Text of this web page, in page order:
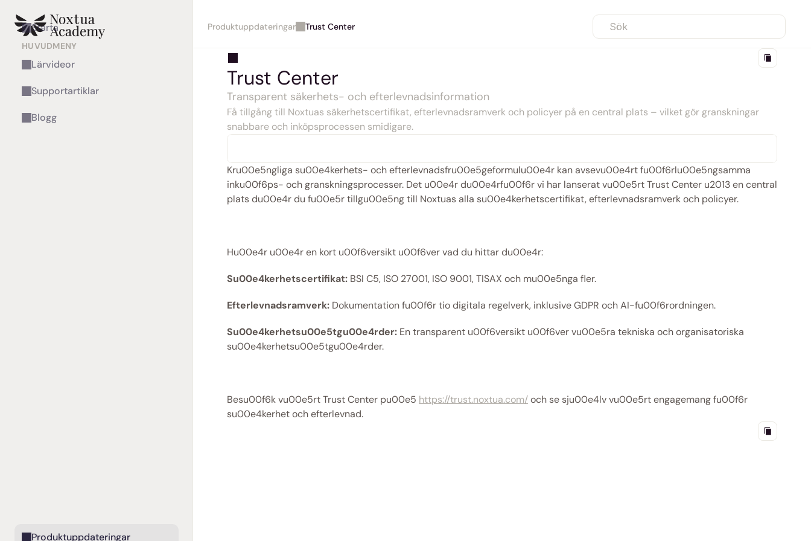
Starta
HUVUDMENY
Lärvideor
Supportartiklar
Blogg
Produktuppdateringar
Produktuppdateringar Trust Center Sök
Trust Center
Transparent säkerhets- och efterlevnadsinformation
Få tillgång till Noxtuas säkerhetscertifikat, efterlevnadsramverk och policyer på en central plats – vilket gör granskningar
snabbare och inköpsprocessen smidigare.
Kru00e5ngliga su00e4kerhets- och efterlevnadsfru00e5geformulu00e4r kan avsevu00e4rt fu00f6rlu00e5ngsamma
inku00f6ps- och granskningsprocesser. Det u00e4r du00e4rfu00f6r vi har lanserat vu00e5rt Trust Center u2013 en central
plats du00e4r du fu00e5r tillgu00e5ng till Noxtuas alla su00e4kerhetscertifikat, efterlevnadsramverk och policyer.
Hu00e4r u00e4r en kort u00f6versikt u00f6ver vad du hittar du00e4r:
Su00e4kerhetscertifikat: BSI C5, ISO 27001, ISO 9001, TISAX och mu00e5nga fler.
Efterlevnadsramverk: Dokumentation fu00f6r tio digitala regelverk, inklusive GDPR och AI-fu00f6rordningen.
Su00e4kerhetsu00e5tgu00e4rder: En transparent u00f6versikt u00f6ver vu00e5ra tekniska och organisatoriska
su00e4kerhetsu00e5tgu00e4rder.
Besu00f6k vu00e5rt Trust Center pu00e5 https://trust.noxtua.com/ och se sju00e4lv vu00e5rt engagemang fu00f6r
su00e4kerhet och efterlevnad.